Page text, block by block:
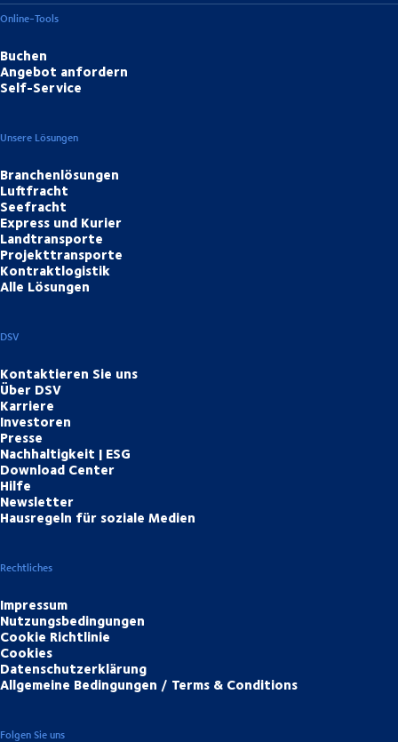
Online-Tools
Buchen
Angebot anfordern
Self-Service
Unsere Lösungen
Branchenlösungen
Luftfracht
Seefracht
Express und Kurier
Landtransporte
Projekttransporte
Kontraktlogistik
Alle Lösungen
DSV
Kontaktieren Sie uns
Über DSV
Karriere
Investoren
Presse
Nachhaltigkeit | ESG
Download Center
Hilfe
Newsletter
Hausregeln für soziale Medien
Rechtliches
Impressum
Nutzungsbedingungen
Cookie Richtlinie
Cookies
Datenschutzerklärung
Allgemeine Bedingungen / Terms & Conditions
Folgen Sie uns